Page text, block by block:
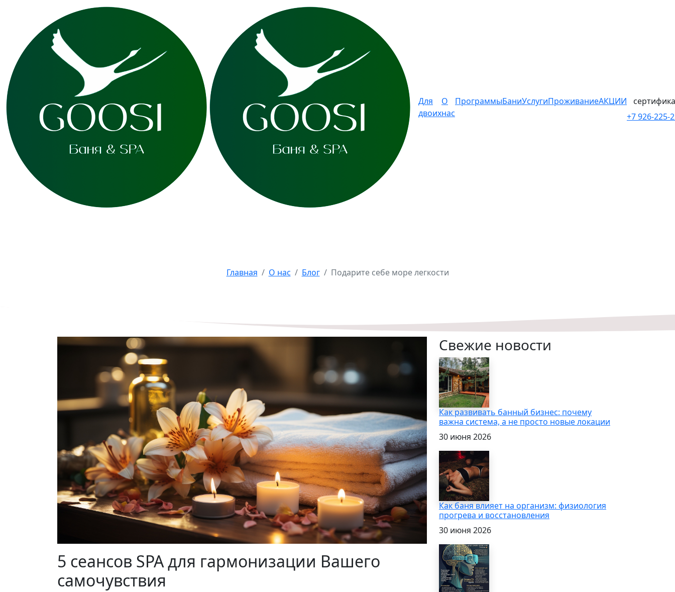
Для
двоих
О
нас
ПрограммыБаниУслугиПроживаниеАКЦИИ
+7 926-225-
Главная О нас Блог Подарите себе море легкости
5 сеансов SPA для гармонизации Вашего
самочувствия
Свежие новости
Как развивать банный бизнес: почему
важна система, а не просто новые локации
30 июня 2026
Как баня влияет на организм: физиология
прогрева и восстановления
30 июня 2026